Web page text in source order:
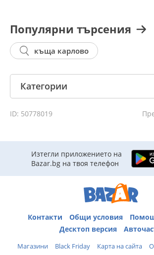
Популярни търсения
къща карлово
Категории
ID: 50778019
Изтегли приложението на
Bazar.bg на твоя телефон
Контакти Общи условия
Десктоп версия
Магазини Black Friday Карта на сайта